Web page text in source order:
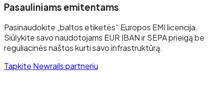
Pasauliniams emitentams
Pasinaudokite „baltos etiketės“ Europos EMI licencija.
Siūlykite savo naudotojams EUR IBAN ir SEPA prieigą be
reguliacinės naštos kurti savo infrastruktūrą.
Tapkite Newrails partneriu